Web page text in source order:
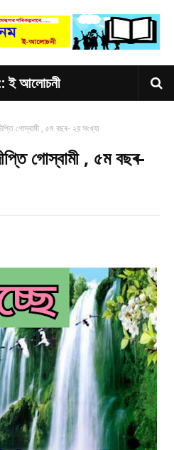
ই আলোচনী
গোস্বামী , ৫ম বছৰ- ২য় সংখ্যা
গোস্বামী , ৫ম বছৰ-